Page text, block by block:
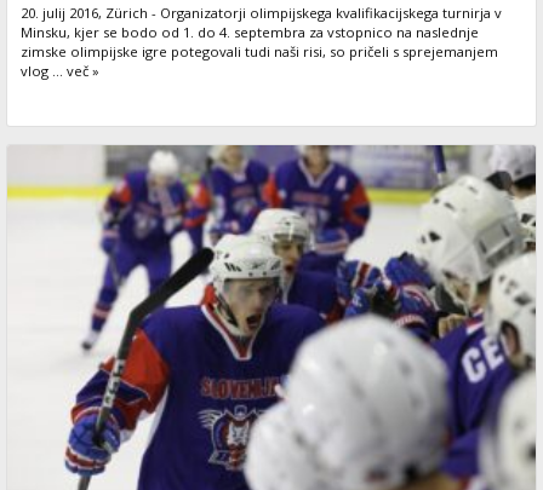
20. julij 2016, Zürich - Organizatorji olimpijskega kvalifikacijskega turnirja v
Minsku, kjer se bodo od 1. do 4. septembra za vstopnico na naslednje
zimske olimpijske igre potegovali tudi naši risi, so pričeli s sprejemanjem
vlog ... več »